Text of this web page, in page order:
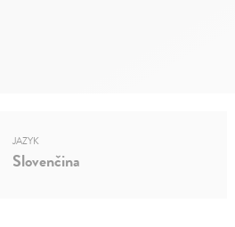
JAZYK
Slovenčina